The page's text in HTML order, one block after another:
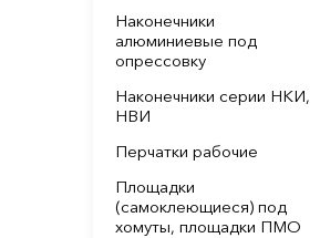
Наконечники
алюминиевые под
опрессовку
Наконечники серии НКИ,
НВИ
Перчатки рабочие
Площадки
(самоклеющиеся) под
хомуты, площадки ПМО